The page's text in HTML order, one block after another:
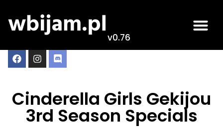
v0.76
Cinderella Girls Gekijou
3rd Season Specials